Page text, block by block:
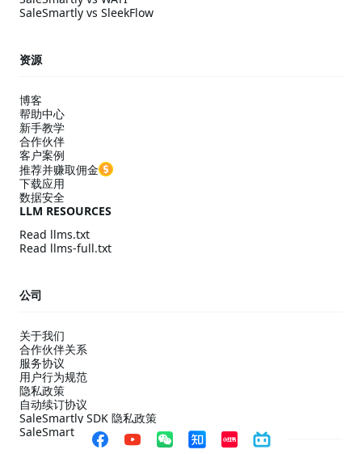
SaleSmartly vs SleekFlow
资源
博客
帮助中心
新手教学
合作伙伴
客户案例
推荐并赚取佣金
下载应用
数据安全
LLM RESOURCES
Read llms.txt
Read llms-full.txt
公司
关于我们
合作伙伴关系
服务协议
用户行为规范
隐私政策
自动续订协议
SaleSmartly SDK 隐私政策
SaleSmartly SDK 合规配置指引